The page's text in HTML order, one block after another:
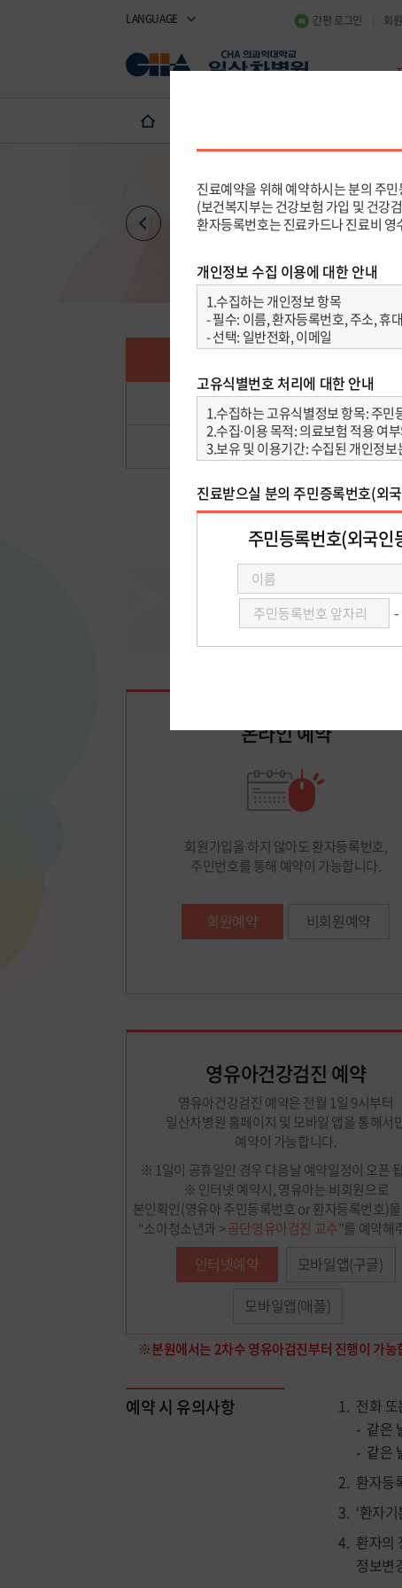
LANGUAGE 간편 로그인 회
진료일정
방문예약
예약조회·취소
온라인 예약
회원가입을 하지 않아도 환자등록번호,
주민번호를 통해 예약이 가능합니다.
회원예약 비회원예약
영유아건강검진 예약
영유아건강검진 예약은 전월 1일 9시부터
일산차병원 홈페이지 및 모바일 앱을 통해서
예약이 가능합니다.
※ 1일이 공휴일인 경우 다음날 예약일정이 오픈
※ 인터넷 예약시, 영유아는 비회원으로
본인확인(영유아 주민등록번호 or 환자등록번호)
“소아청소년과 >공단영유아검진 교수”를 예약해
인터넷예약
모바일앱(구글)
모바일앱(애플)
※본원에서는 2차수 영유아검진부터 진행이 가능
예약 시 유의사항
전화
같은
같은
환자등
‘환자
환자의
정보변